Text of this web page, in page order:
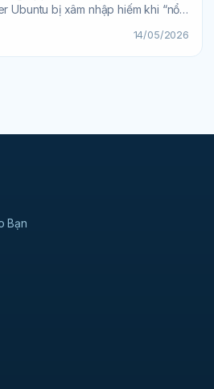
Ubuntu bị xâm nhập hiếm khi “nổ
14/05/2026
Bạn